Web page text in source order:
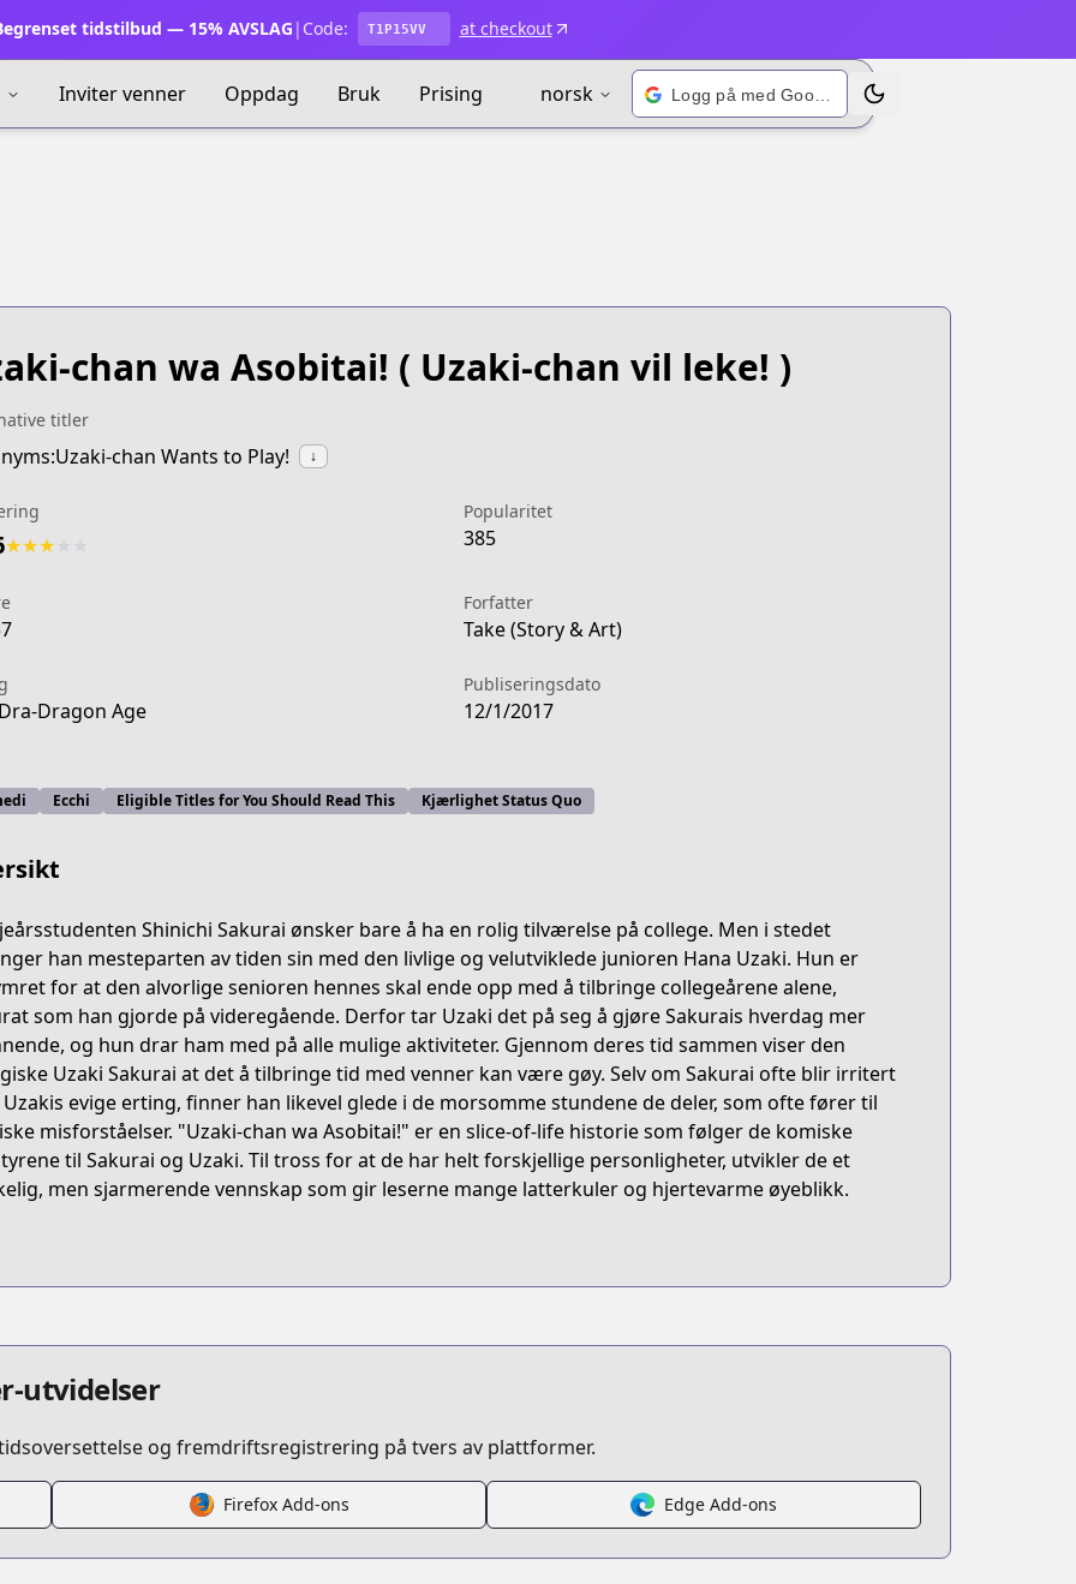
tidstilbud — 15% AVSLAG | Code: T1P15VV at checkout
Inviter venner Oppdag Bruk Prising norsk Logg på med Google Bytt tema
4a4d-9c6d-2487028fe319
chan-wants-to-hang-out
chan wa Asobitai! ( Uzaki-chan vil leke! )
titler
chan Wants to Play! ↓
★★★
Popularitet
385
Forfatter
Take (Story & Art)
Dragon Age
Publiseringsdato
12/1/2017
Ecchi Eligible Titles for You Should Read This Kjærlighet Status Quo
Shinichi Sakurai ønsker bare å ha en rolig tilværelse på college. Men i stedet
han mesteparten av tiden sin med den livlige og velutviklede junioren Hana Uzaki. Hun er
for at den alvorlige senioren hennes skal ende opp med å tilbringe collegeårene alene,
som han gjorde på videregående. Derfor tar Uzaki det på seg å gjøre Sakurais hverdag mer
og hun drar ham med på alle mulige aktiviteter. Gjennom deres tid sammen viser den
Uzaki Sakurai at det å tilbringe tid med venner kan være gøy. Selv om Sakurai ofte blir irritert
evige erting, finner han likevel glede i de morsomme stundene de deler, som ofte fører til
misforståelser. "Uzaki-chan wa Asobitai!" er en slice-of-life historie som følger de komiske
til Sakurai og Uzaki. Til tross for at de har helt forskjellige personligheter, utvikler de et
men sjarmerende vennskap som gir leserne mange latterkuler og hjertevarme øyeblikk.
utvidelser
og fremdriftsregistrering på tvers av plattformer.
Firefox Add-ons Edge Add-ons